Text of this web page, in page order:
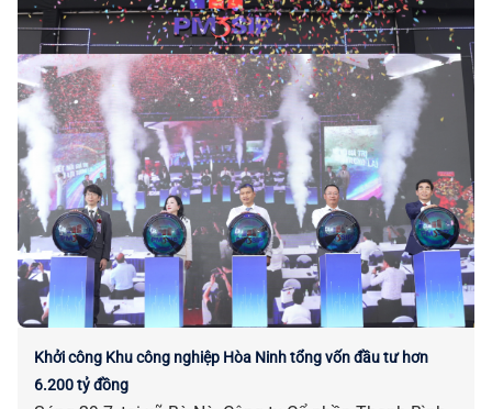
Khởi công Khu công nghiệp Hòa Ninh tổng vốn đầu tư hơn
6.200 tỷ đồng